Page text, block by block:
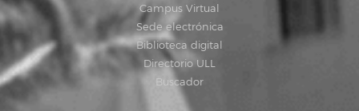
Campus Virtual
Sede electrónica
Biblioteca digital
Directorio ULL
Buscador